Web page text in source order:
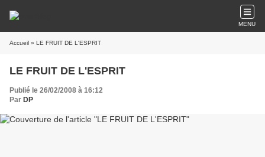
MENU
Accueil » LE FRUIT DE L'ESPRIT
LE FRUIT DE L'ESPRIT
Publié le 26/02/2008 à 16:12
Par DP